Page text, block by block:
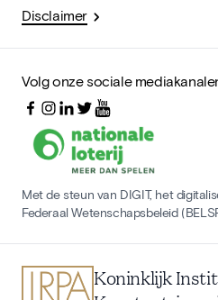
Disclaimer
Volg onze sociale
Met de steun van DIGIT, het
Federaal Wetenschapsbeleid
Koninklijk